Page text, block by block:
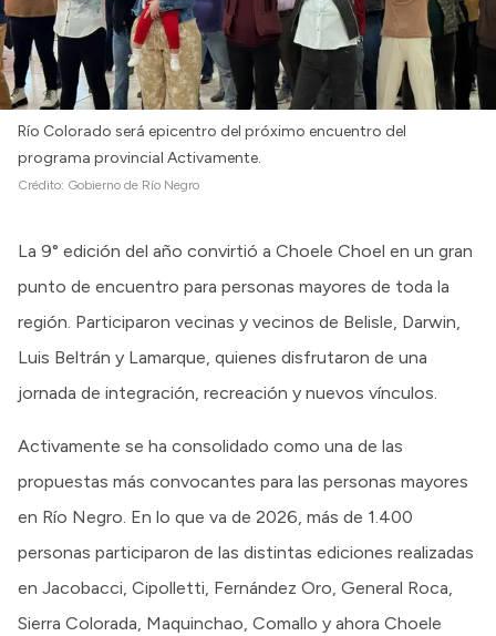
Río Colorado será epicentro del próximo encuentro del
programa provincial Activamente.
Crédito: Gobierno de Río Negro
La 9° edición del año convirtió a Choele Choel en un gran
punto de encuentro para personas mayores de toda la
región. Participaron vecinas y vecinos de Belisle, Darwin,
Luis Beltrán y Lamarque, quienes disfrutaron de una
jornada de integración, recreación y nuevos vínculos.
Activamente se ha consolidado como una de las
propuestas más convocantes para las personas mayores
en Río Negro. En lo que va de 2026, más de 1.400
personas participaron de las distintas ediciones realizadas
en Jacobacci, Cipolletti, Fernández Oro, General Roca,
Sierra Colorada, Maquinchao, Comallo y ahora Choele